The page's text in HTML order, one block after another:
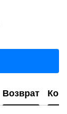
Возврат